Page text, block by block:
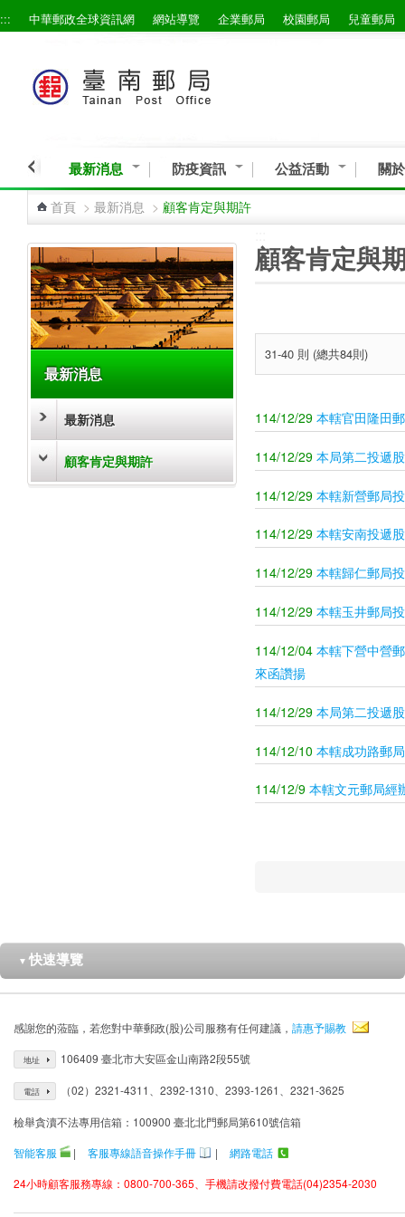
跳到主要內容區塊
::: 中華郵政全球資訊網 網站導覽 企業郵局 校園郵局 兒童郵局
最新消息 防疫資訊 公益活動 關
首頁 > 最新消息 > 顧客肯定與期許
最新消息
最新消息
顧客肯定與期許
顧客肯定與
31-40 則 (總共84則)
114/12/29 本轄官田隆田
114/12/29 本局第二投遞
114/12/29 本轄新營郵局
114/12/29 本轄安南投遞
114/12/29 本轄歸仁郵局
114/12/29 本轄玉井郵局
114/12/04 本轄下營中營
來函讚揚
114/12/29 本局第二投遞
114/12/10 本轄成功路郵
114/12/9 本轄文元郵局經
▼ 快速導覽
感謝您的蒞臨，若您對中華郵政(股)公司服務有任何建議， 請惠予賜教
地址 106409 臺北市大安區金山南路2段55號
電話 （02）2321-4311、2392-1310、2393-1261、2321-3625
檢舉貪瀆不法專用信箱：100900 臺北北門郵局第610號信箱
智能客服
| 客服專線語音操作手冊 |
網路電話
24小時顧客服務專線：0800-700-365、手機請改撥付費電話(04)2354-2030